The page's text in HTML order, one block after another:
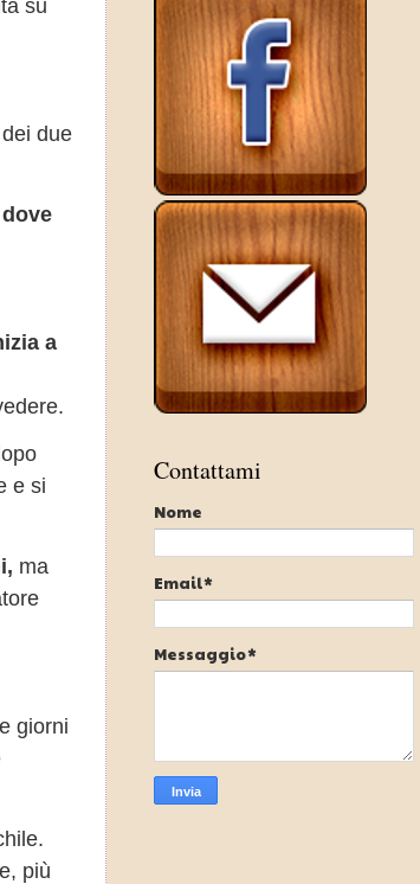
su
due
a
e si
ma
giorni
più
Contattami
Nome
Email*
Messaggio*